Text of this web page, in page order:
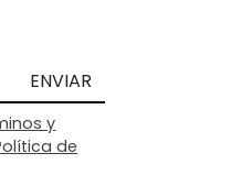
ENVIAR
y
de